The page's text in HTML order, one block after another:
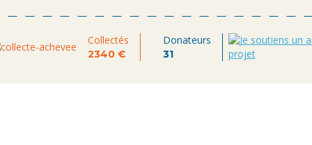
Collectés
2341 €
Donateurs
31